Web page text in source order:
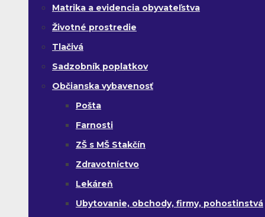
Matrika a evidencia obyvateľstva
Životné prostredie
Tlačivá
Sadzobník poplatkov
Občianska vybavenosť
Pošta
Farnosti
ZŠ s MŠ Stakčín
Zdravotníctvo
Lekáreň
Ubytovanie, obchody, firmy, pohostinstvá